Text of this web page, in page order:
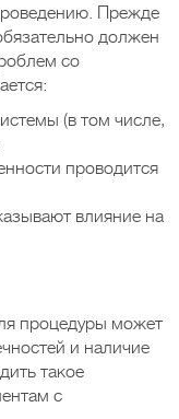
Прежде
должен
со
(в том числе,
проводится
влияние на
процедуры может
и наличие
такое
с